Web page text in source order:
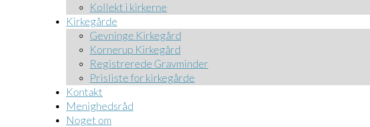
Kollekt i kirkerne
Kirkegårde
Gevninge Kirkegård
Kornerup Kirkegård
Registrerede Gravminder
Prisliste for kirkegårde
Kontakt
Menighedsråd
Noget om